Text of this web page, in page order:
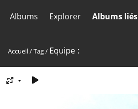
Albums Explorer Albums liés
Accueil/Tag/ Equipe :